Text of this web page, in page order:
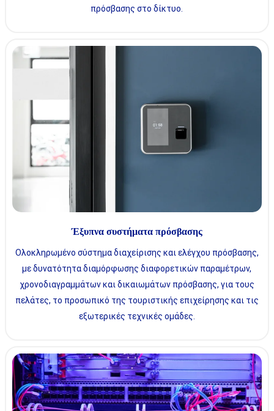
πρόσβασης στο δίκτυο.
Έξυπνα συστήματα πρόσβασης
Ολοκληρωμένο σύστημα διαχείρισης και ελέγχου πρόσβασης,
με δυνατότητα διαμόρφωσης διαφορετικών παραμέτρων,
χρονοδιαγραμμάτων και δικαιωμάτων πρόσβασης, για τους
πελάτες, το προσωπικό της τουριστικής επιχείρησης και τις
εξωτερικές τεχνικές ομάδες.